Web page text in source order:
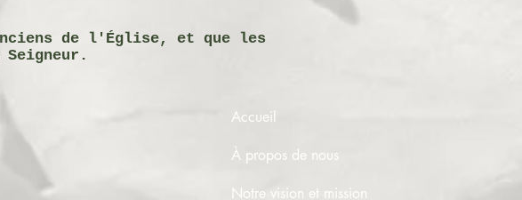
de l'Église, et que les
Accueil
À propos de nous
Notre vision et mission